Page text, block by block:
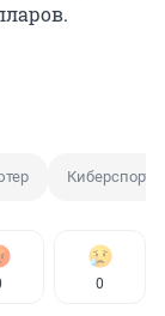
Киберспорт
0